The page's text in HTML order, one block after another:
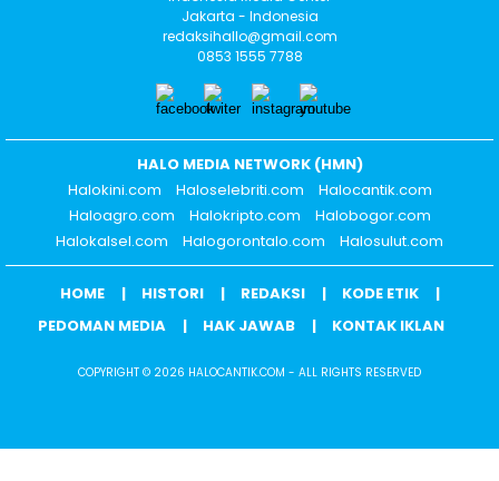
Jakarta - Indonesia
redaksihallo@gmail.com
0853 1555 7788
HALO MEDIA NETWORK (HMN)
Halokini.com
Haloselebriti.com
Halocantik.com
Haloagro.com
Halokripto.com
Halobogor.com
Halokalsel.com
Halogorontalo.com Halosulut.com
HOME HISTORI REDAKSI
KODE ETIK
PEDOMAN MEDIA
HAK JAWAB KONTAK IKLAN
COPYRIGHT © 2026 HALOCANTIK.COM - ALL RIGHTS RESERVED